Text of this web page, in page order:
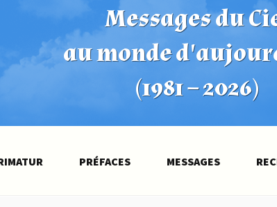
Messages du
au monde
(1981 – 2026)
PRÉFACES MESSAGES